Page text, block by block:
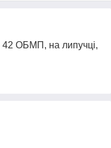
42 ОБМП , на липучці,